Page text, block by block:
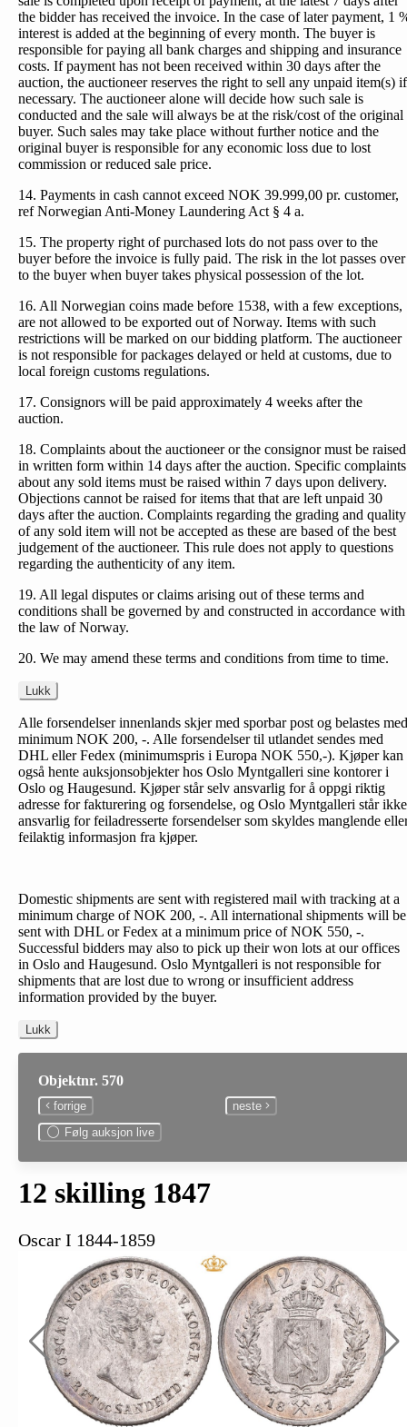
the bidder has received the invoice. In the case of later payment, 1
interest is added at the beginning of every month. The buyer is
responsible for paying all bank charges and shipping and insurance
costs. If payment has not been received within 30 days after the
auction, the auctioneer reserves the right to sell any unpaid item(s) if
necessary. The auctioneer alone will decide how such sale is
conducted and the sale will always be at the risk/cost of the original
buyer. Such sales may take place without further notice and the
original buyer is responsible for any economic loss due to lost
commission or reduced sale price.
14. Payments in cash cannot exceed NOK 39.999,00 pr. customer,
ref Norwegian Anti-Money Laundering Act § 4 a.
15. The property right of purchased lots do not pass over to the
buyer before the invoice is fully paid. The risk in the lot passes over
to the buyer when buyer takes physical possession of the lot.
16. All Norwegian coins made before 1538, with a few exceptions,
are not allowed to be exported out of Norway. Items with such
restrictions will be marked on our bidding platform. The auctioneer
is not responsible for packages delayed or held at customs, due to
local foreign customs regulations.
17. Consignors will be paid approximately 4 weeks after the
auction.
18. Complaints about the auctioneer or the consignor must be raised
in written form within 14 days after the auction. Specific complaints
about any sold items must be raised within 7 days upon delivery.
Objections cannot be raised for items that that are left unpaid 30
days after the auction. Complaints regarding the grading and quality
of any sold item will not be accepted as these are based of the best
judgement of the auctioneer. This rule does not apply to questions
regarding the authenticity of any item.
19. All legal disputes or claims arising out of these terms and
conditions shall be governed by and constructed in accordance with
the law of Norway.
20. We may amend these terms and conditions from time to time.
Lukk
Alle forsendelser innenlands skjer med sporbar post og belastes med
minimum NOK 200, -. Alle forsendelser til utlandet sendes med
DHL eller Fedex (minimumspris i Europa NOK 550,-). Kjøper kan
også hente auksjonsobjekter hos Oslo Myntgalleri sine kontorer i
Oslo og Haugesund. Kjøper står selv ansvarlig for å oppgi riktig
adresse for fakturering og forsendelse, og Oslo Myntgalleri står ikke
ansvarlig for feiladresserte forsendelser som skyldes manglende
feilaktig informasjon fra kjøper.
Domestic shipments are sent with registered mail with tracking at a
minimum charge of NOK 200, -. All international shipments will be
sent with DHL or Fedex at a minimum price of NOK 550, -.
Successful bidders may also to pick up their won lots at our offices
in Oslo and Haugesund. Oslo Myntgalleri is not responsible for
shipments that are lost due to wrong or insufficient address
information provided by the buyer.
Lukk
Objektnr. 570
forrige
neste
Følg auksjon live
12 skilling 1847
Oscar I 1844-1859